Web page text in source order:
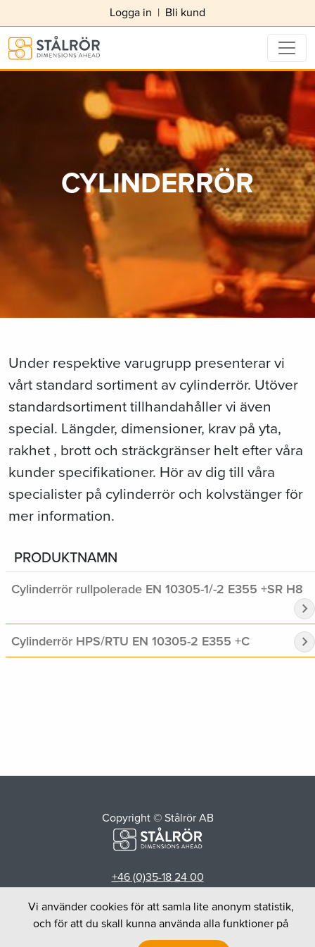
Logga in | Bli kund
CYLINDERRÖR
Under respektive varugrupp presenterar vi
vårt standard sortiment av cylinderrör. Utöver
standardsortiment tillhandahåller vi även
special. Längder, dimensioner, krav på yta,
rakhet , brott och sträckgränser helt efter våra
kunder specifikationer. Hör av dig till våra
specialister på cylinderrör och kolvstänger för
mer information.
PRODUKTNAMN
Cylinderrör rullpolerade EN 10305-1/-2 E355 +SR H8
chevron_right
Cylinderrör HPS/RTU EN 10305-2 E355 +C chevron_right
Copyright © Stålrör AB
+46 (0)35-18 24 00
Stålrör AB
Sliparegatan 7-9
Vi använder cookies för att samla lite anonym statistik,
och för att du skall kunna använda alla funktioner på